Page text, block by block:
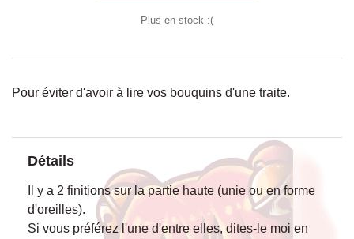
Plus en stock :(
Pour éviter d'avoir à lire vos bouquins d'une traite.
Détails
Il y a 2 finitions sur la partie haute (unie ou en forme
d'oreilles).
Si vous préférez l'une d'entre elles, dites-le moi en